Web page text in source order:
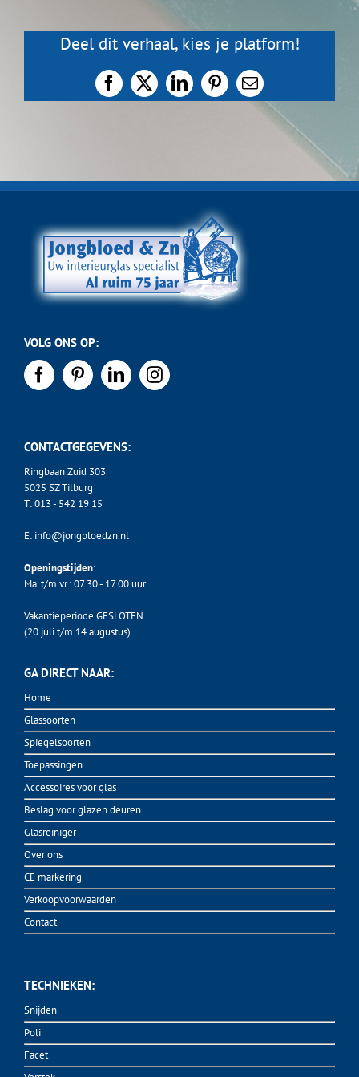
Over ons
Contact
Deel dit verhaal, kies je platform!
Facebook
X LinkedInPinterest
E-
mail
VOLG ONS OP:
CONTACTGEGEVENS:
Ringbaan Zuid 303
5025 SZ Tilburg
T:013 - 542 19 15
E: info@jongbloedzn.nl
Openingstijden:
Ma. t/m vr.: 07.30 - 17.00 uur
Vakantieperiode GESLOTEN
(20 juli t/m 14 augustus)
GA DIRECT NAAR:
Home
Glassoorten
Spiegelsoorten
Toepassingen
Accessoires voor glas
Beslag voor glazen deuren
Glasreiniger
Over ons
CE markering
Verkoopvoorwaarden
Contact
TECHNIEKEN:
Snijden
Poli
Facet